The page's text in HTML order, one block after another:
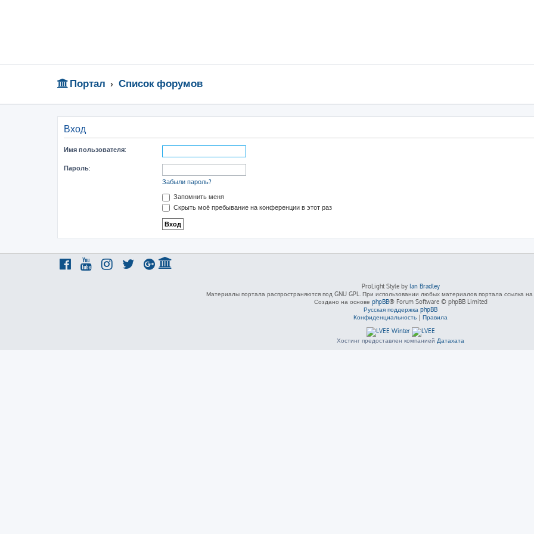
Портал Список форумов
Вход
Имя пользователя:
Пароль:
Забыли пароль?
Запомнить меня
Скрыть моё пребывание на конференции в этот раз
ProLight Style by Ian Bradley
Материалы портала распространяются под GNU GPL. При использовании любых материалов портала ссылка на
Создано на основе phpBB® Forum Software © phpBB Limited
Русская поддержка phpBB
Конфиденциальность | Правила
Хостинг предоставлен компанией Датахата